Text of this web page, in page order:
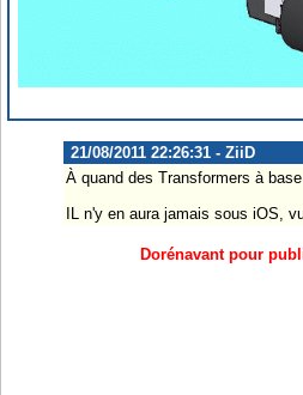
21/08/2011 22:26:31 - ZiiD
À quand des Transformers à
IL n'y en aura jamais sous iOS,
Dorénavant pour